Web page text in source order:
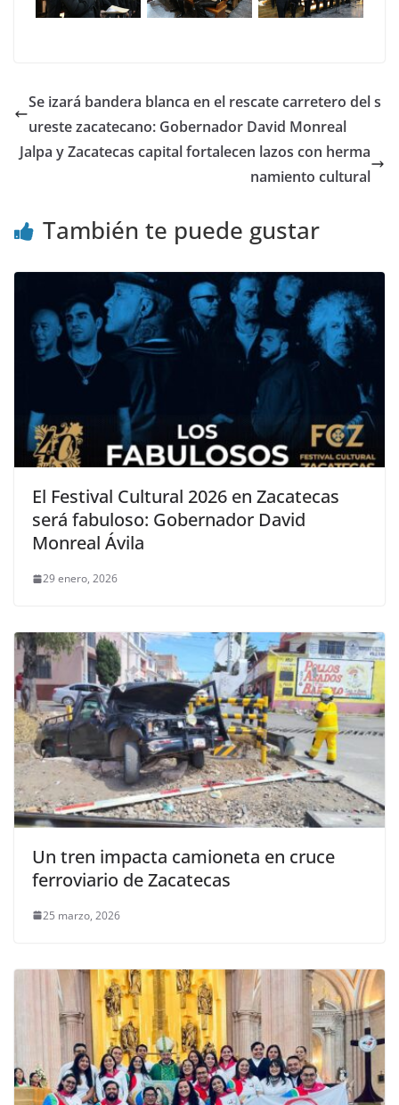
Se izará bandera blanca en el rescate carretero del s
ureste zacatecano: Gobernador David Monreal
Jalpa y Zacatecas capital fortalecen lazos con herma
namiento cultural
También te puede gustar
El Festival Cultural 2026 en Zacatecas
será fabuloso: Gobernador David
Monreal Ávila
29 enero, 2026
Un tren impacta camioneta en cruce
ferroviario de Zacatecas
25 marzo, 2026